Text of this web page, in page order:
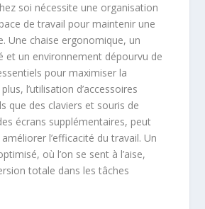
soi nécessite une organisation
de travail pour maintenir une
Une chaise ergonomique, un
et un environnement dépourvu de
pour maximiser la
l’utilisation d’accessoires
que des claviers et souris de
écrans supplémentaires, peut
l’efficacité du travail. Un
où l’on se sent à l’aise,
totale dans les tâches